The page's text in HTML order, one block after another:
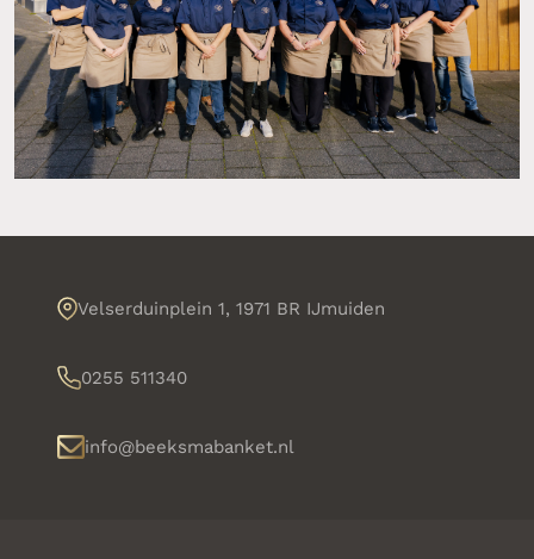
Velserduinplein 1, 1971 BR IJmuiden
0255 511340
info@beeksmabanket.nl